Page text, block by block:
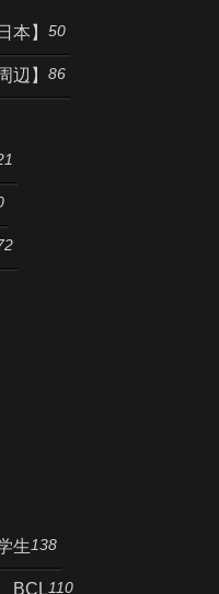
本】 50
辺】 86
生138
BCL110